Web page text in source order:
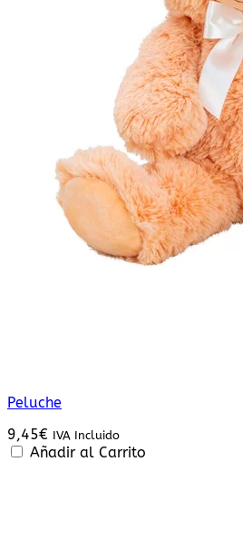
Peluche
9,45€ IVA Incluido
Añadir al Carrito